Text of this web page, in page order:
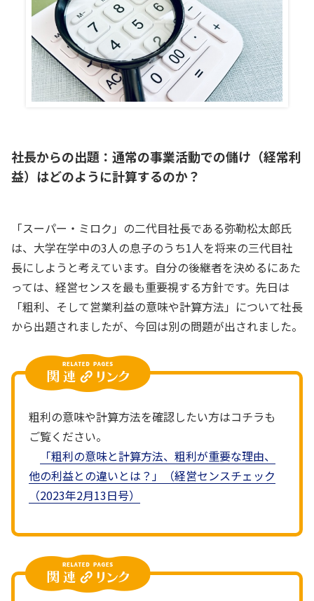
社長からの出題：通常の事業活動での儲け（経常利
益）はどのように計算するのか？
「スーパー・ミロク」の二代目社長である弥勒松太郎氏
は、大学在学中の3人の息子のうち1人を将来の三代目社
長にしようと考えています。自分の後継者を決めるにあた
っては、経営センスを最も重要視する方針です。先日は
「粗利、そして営業利益の意味や計算方法」について社長
から出題されましたが、今回は別の問題が出されました。
粗利の意味や計算方法を確認したい方はコチラも
ご覧ください。
「粗利の意味と計算方法、粗利が重要な理由、
他の利益との違いとは？」（経営センスチェック
（2023年2月13日号）